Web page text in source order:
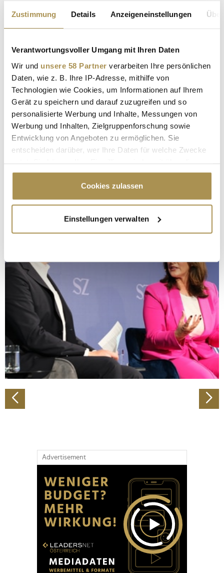
Zustimmung Details Anzeigeneinstellungen
Verantwortungsvoller Umgang mit Ihren Daten
Wir und unsere 58 Partner verarbeiten Ihre persönlichen
Daten, wie z. B. Ihre IP-Adresse, mithilfe von
Technologien wie Cookies, um Informationen auf Ihrem
Gerät zu speichern und darauf zuzugreifen und so
personalisierte Werbung und Inhalte, Messungen von
Werbung und Inhalten, Zielgruppenforschung sowie
Entwicklung von Angeboten zu ermöglichen. Sie
entscheiden darüber, wer Ihre Daten für welche Zwecke
Cookie-Erklärung oder durch Klicken auf das Privacy
Trigger Symbol ändern oder widerrufen
Informationen über Ihre geografische Lage
erfassen, welche bis auf einige Meter genau sein
bestimmten Merkmalen (Fingerprinting) identifizieren
Erfahren Sie mehr darüber, wie Ihre persönlichen Daten
verarbeitet werden, und legen Sie Ihre Präferenzen im
Abschnitt Einzelheiten
Wir verwenden Cookies, um Inhalte und Anzeigen zu
personalisieren, Funktionen für soziale Medien anbieten
zu können und die Zugriffe auf unsere Website zu
analysieren. Außerdem geben wir Informationen zu Ihrer
Verwendung unserer Website an unsere Partner für
soziale Medien, Werbung und Analysen weiter. Unsere
Partner führen diese Informationen möglicherweise mit
Cookies zulassen
Einstellungen verwalten
Advertisement